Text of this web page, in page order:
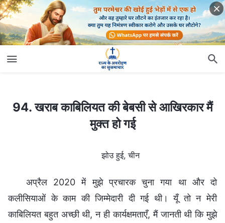
94. खराब काबिलियत की बेबसी से आखिरकार मैं मुक्त हो गई
94. खराब काबिलियत की बेबसी से आखिरकार मैं
मुक्त हो गई
झोउ हुई, चीन
अप्रैल 2020 में मुझे प्रचारक चुना गया था और दो
कलीसियाओं के काम की जिम्मेदारी दी गई थी। यूँ तो न मेरी
काबिलियत बहुत अच्छी थी, न ही कार्यक्षमताएँ, मैं जानती थी कि मुझे